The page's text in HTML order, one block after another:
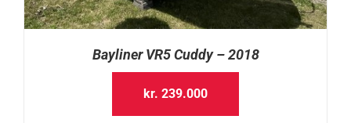
Bayliner VR5 Cuddy – 2018
kr. 239.000